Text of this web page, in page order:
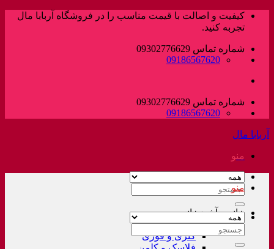
پرش
کیفیت و اصالت با قیمت مناسب را در فروشگاه آربابا مال
تجربه کنید.
شماره تماس 09302776629
09186567620
شماره تماس 09302776629
09186567620
آربابا مال
منو
جستجو
خانه و آشپزخانه
لوازم خانگی غیر برقی
کتری و قوری
منو
جستجو